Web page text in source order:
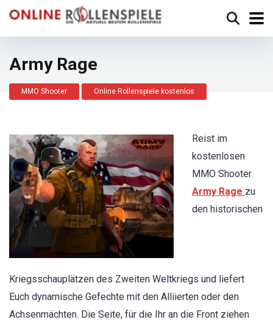
Army Rage
MMO Shooter Online Rollenspiele kostenlos
Reist im
kostenlosen
MMO Shooter
Army Rage zu
den historischen
Kriegsschauplätzen des Zweiten Weltkriegs und liefert
Euch dynamische Gefechte mit den Alliierten oder den
Achsenmächten. Die Seite, für die Ihr an die Front ziehen